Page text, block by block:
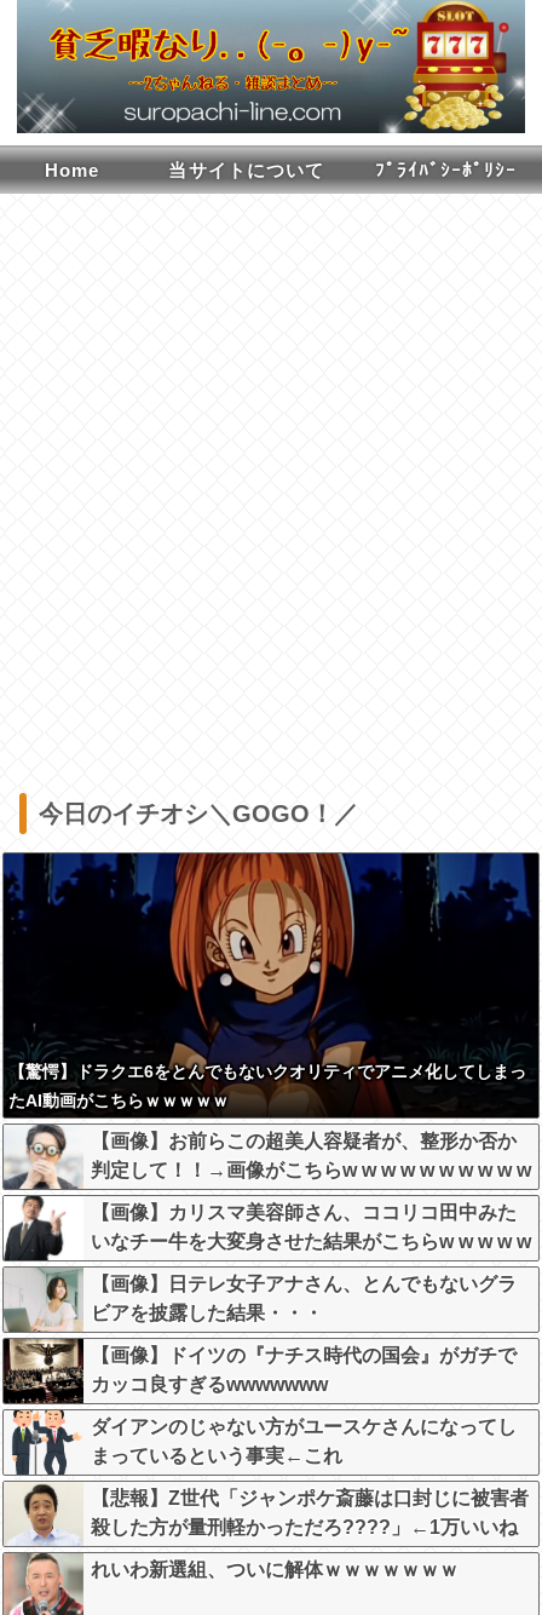
Home 当サイトについて ﾌﾟﾗｲﾊﾞｼｰﾎﾟﾘｼｰ
今日のイチオシ＼GOGO！／
【驚愕】ドラクエ6をとんでもないクオリティでアニメ化してしまっ
たAI動画がこちらｗｗｗｗｗ
【画像】お前らこの超美人容疑者が、整形か否か
判定して！！→画像がこちらw w w w w w w w w w
【画像】カリスマ美容師さん、ココリコ田中みた
いなチー牛を大変身させた結果がこちらw w w w w
w w w w w w
【画像】日テレ女子アナさん、とんでもないグラ
ビアを披露した結果・・・
【画像】ドイツの『ナチス時代の国会』がガチで
カッコ良すぎるwwwwwww
ダイアンのじゃない方がユースケさんになってし
まっているという事実←これ
【悲報】Z世代「ジャンポケ斎藤は口封じに被害者
殺した方が量刑軽かっただろ????」←1万いいね
❤️
れいわ新選組、ついに解体ｗｗｗｗｗｗｗ